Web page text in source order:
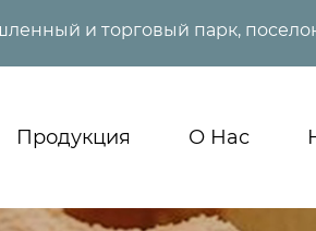
и торговый парк,
Продукция О Нас